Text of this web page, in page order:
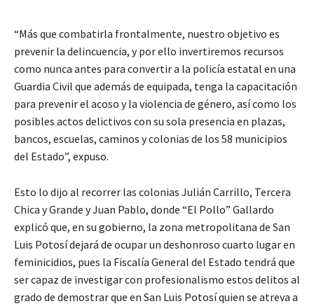
“Más que combatirla frontalmente, nuestro objetivo es
prevenir la delincuencia, y por ello invertiremos recursos
como nunca antes para convertir a la policía estatal en una
Guardia Civil que además de equipada, tenga la capacitación
para prevenir el acoso y la violencia de género, así como los
posibles actos delictivos con su sola presencia en plazas,
bancos, escuelas, caminos y colonias de los 58 municipios
del Estado”, expuso.
Esto lo dijo al recorrer las colonias Julián Carrillo, Tercera
Chica y Grande y Juan Pablo, donde “El Pollo” Gallardo
explicó que, en su gobierno, la zona metropolitana de San
Luis Potosí dejará de ocupar un deshonroso cuarto lugar en
feminicidios, pues la Fiscalía General del Estado tendrá que
ser capaz de investigar con profesionalismo estos delitos al
grado de demostrar que en San Luis Potosí quien se atreva a